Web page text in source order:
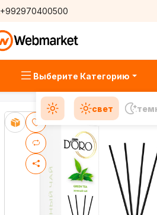
+992970400500
Выберите Категорию
свет